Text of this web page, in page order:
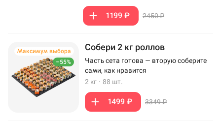
1199 ₽ 2450 ₽
–55%
Максимум выбора Собери 2 кг роллов
Часть сета готова — вторую соберите
сами, как нравится
2 кг · 88 шт.
1499 ₽ 3349 ₽